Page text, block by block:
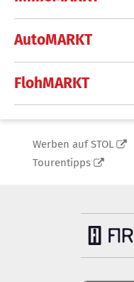
AutoMARKT
FlohMARKT
Werben auf STOL
Tourentipps